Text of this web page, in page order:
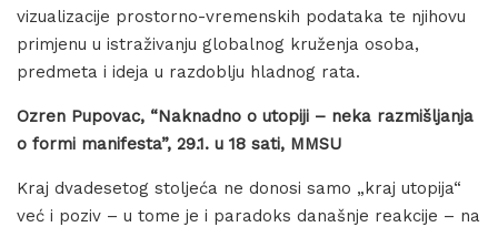
vizualizacije prostorno-vremenskih podataka te njihovu
primjenu u istraživanju globalnog kruženja osoba,
predmeta i ideja u razdoblju hladnog rata.
Ozren Pupovac, “Naknadno o utopiji – neka razmišljanja
o formi manifesta”, 29.1. u 18 sati, MMSU
Kraj dvadesetog stoljeća ne donosi samo „kraj utopija“
već i poziv – u tome je i paradoks današnje reakcije – na